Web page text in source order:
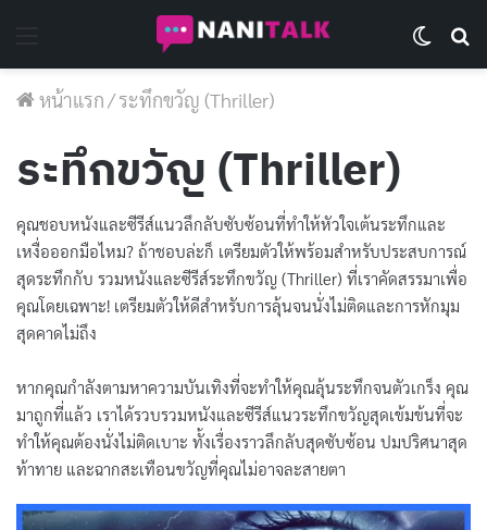
หน้าแรก/ระทึกขวัญ (Thriller)
ระทึกขวัญ (Thriller)
คุณชอบหนังและซีรีส์แนวลึกลับซับซ้อนที่ทำให้หัวใจเต้นระทึกและ
เหงื่อออกมือไหม? ถ้าชอบล่ะก็ เตรียมตัวให้พร้อมสำหรับประสบการณ์
สุดระทึกกับ รวมหนังและซีรีส์ระทึกขวัญ (Thriller) ที่เราคัดสรรมาเพื่อ
คุณโดยเฉพาะ! เตรียมตัวให้ดีสำหรับการลุ้นจนนั่งไม่ติดและการหักมุม
สุดคาดไม่ถึง
หากคุณกำลังตามหาความบันเทิงที่จะทำให้คุณลุ้นระทึกจนตัวเกร็ง คุณ
มาถูกที่แล้ว เราได้รวบรวมหนังและซีรีส์แนวระทึกขวัญสุดเข้มข้นที่จะ
ทำให้คุณต้องนั่งไม่ติดเบาะ ทั้งเรื่องราวลึกลับสุดซับซ้อน ปมปริศนาสุด
ท้าทาย และฉากสะเทือนขวัญที่คุณไม่อาจละสายตา